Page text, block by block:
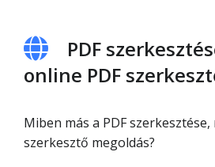
PDF
online PDF
Miben más a PDF
szerkesztő megoldás?